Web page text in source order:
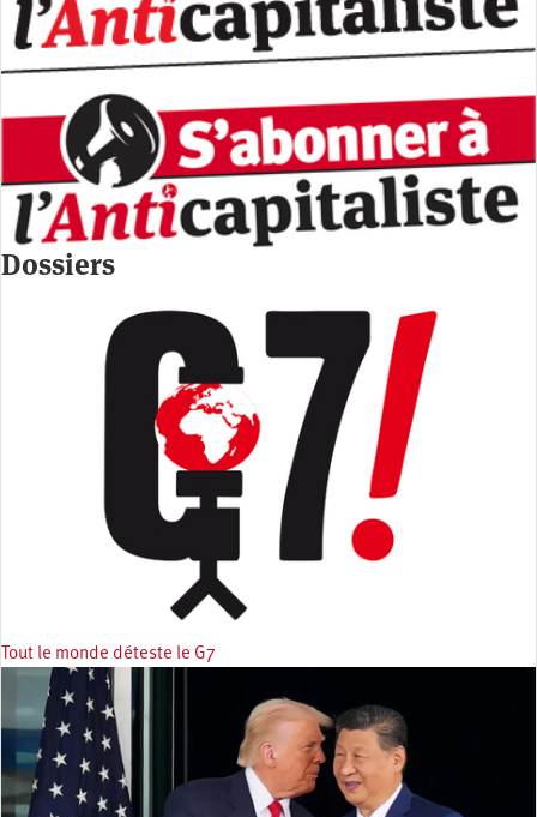
Dossiers
Tout le monde déteste le G7